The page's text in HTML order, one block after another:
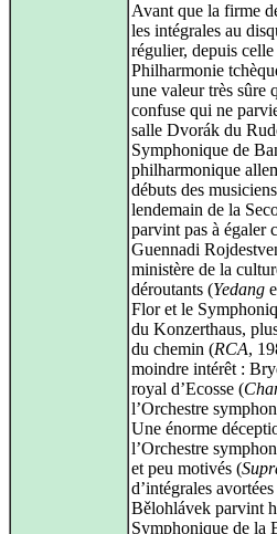
Avant que la firme
les intégrales au
régulier, depuis
Philharmonie
une valeur très sûre
confuse qui ne
salle Dvorák du
Symphonique de
philharmonique
débuts des
lendemain de la
parvint pas à égaler
Guennadi
ministère de la
déroutants (Yedang
Flor et le
du Konzerthaus,
du chemin (RCA,
moindre intérêt :
royal d’Ecosse (
l’Orchestre
Une énorme
l’Orchestre
et peu motivés (
d’intégrales
Bělohlávek parvint
Symphonique de la